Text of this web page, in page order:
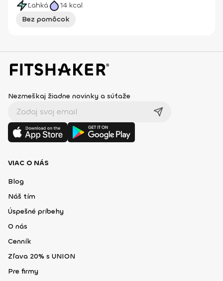
Ľahká 14 kcal
Bez pomôcok
Nezmeškaj žiadne novinky a súťaže
VIAC O NÁS
Blog
Náš tím
Úspešné príbehy
O nás
Cenník
Zľava 20% s UNION
Pre firmy